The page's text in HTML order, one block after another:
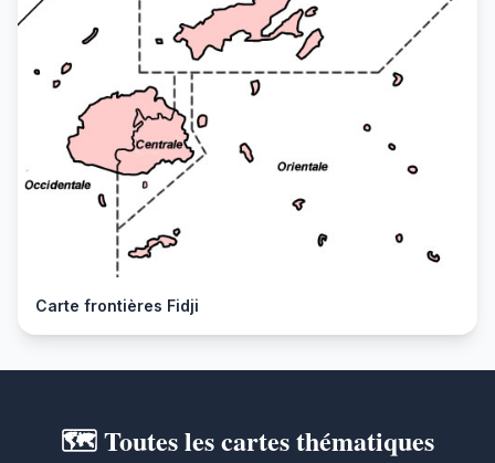
Carte frontières Fidji
🗺️ Toutes les cartes thématiques